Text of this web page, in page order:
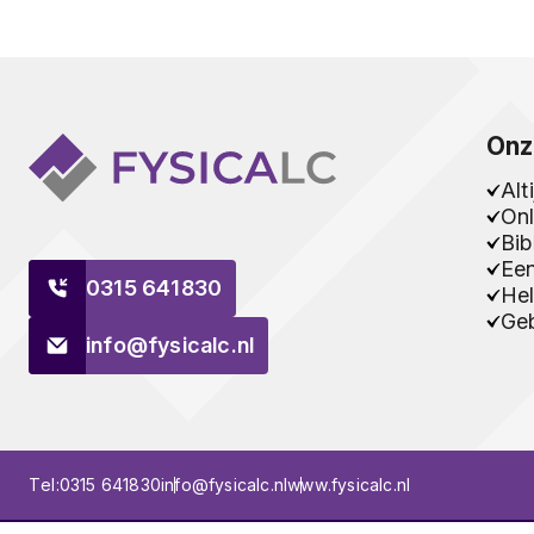
0315 641830
info@fysicalc.nl
Tel:0315 641830info@fysicalc.nlwww.fysicalc.nl